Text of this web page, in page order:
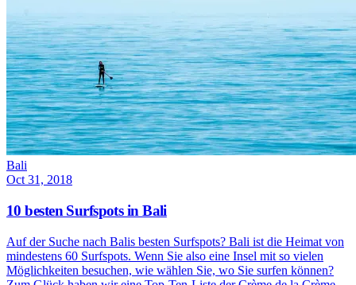
Bali
Oct 31, 2018
10 besten Surfspots in Bali
Auf der Suche nach Balis besten Surfspots? Bali ist die Heimat von
mindestens 60 Surfspots. Wenn Sie also eine Insel mit so vielen
Möglichkeiten besuchen, wie wählen Sie, wo Sie surfen können?